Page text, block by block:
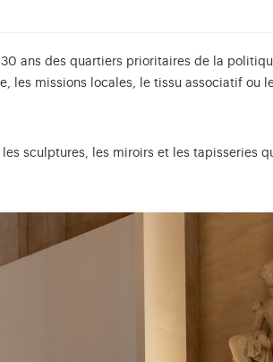
ans des quartiers prioritaires de la
les missions locales, le tissu associatif ou
sculptures, les miroirs et les tapisseries